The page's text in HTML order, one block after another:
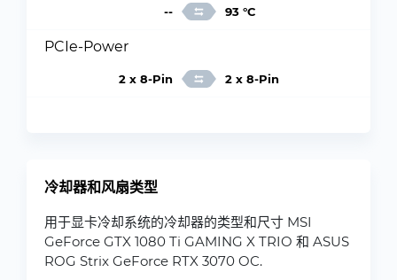
-- 93 °C
PCIe-Power
2 x 8-Pin 2 x 8-Pin
冷却器和风扇类型
用于显卡冷却系统的冷却器的类型和尺寸 MSI
GeForce GTX 1080 Ti GAMING X TRIO 和 ASUS
ROG Strix GeForce RTX 3070 OC.